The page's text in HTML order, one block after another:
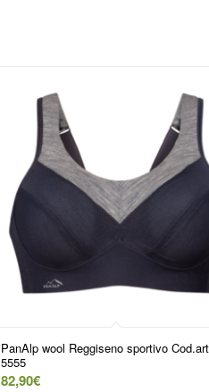
PanAlp wool Reggiseno sportivo
5555
82,90€